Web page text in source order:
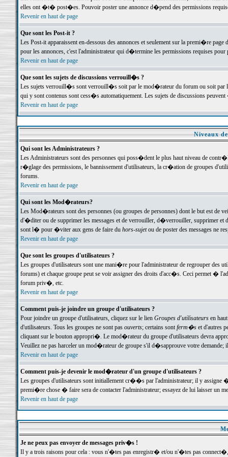
elles ont �t� post�es. Pouvoir poster une annonce d�pend des permissions
Revenir en haut de page
Que sont les Post-it ?
Les Post-it apparaissent en-dessous des annonces et seulement sur la premi�re
pour les annonces, c'est l'administrateur qui d�termine les permissions requises pour
Revenir en haut de page
Que sont les sujets de discussions verrouill�s ?
Les sujets verrouill�s sont verrouill�s soit par le mod�rateur du forum ou soit par
qui y sont contenus sont cess�s automatiquement. Les sujets de discussions
Revenir en haut de page
Niveaux
Qui sont les Administrateurs ?
Les Administrateurs sont des personnes qui poss�dent le plus haut niveau de
r�glage des permissions, le bannissement d'utilisateurs, la cr�ation de groupes
forums.
Revenir en haut de page
Qui sont les Mod�rateurs?
Les Mod�rateurs sont des personnes (ou groupes de personnes) dont le but est de
d'�diter ou de supprimer les messages et de verrouiller, d�verrouiller, supprimer
sont l� pour �viter aux gens de faire du hors-sujetou de poster des messages ne
Revenir en haut de page
Que sont les groupes d'utilisateurs ?
Les groupes d'utilisateurs sont une mani�re pour l'administrateur de regrouper des
forums) et chaque groupe peut se voir assigner des droits d'acc�s. Ceci permet
forum priv�, etc.
Revenir en haut de page
Comment puis-je joindre un groupe d'utilisateurs ?
Pour joindre un groupe d'utilisateurs, cliquez sur le lien Groupes d'utilisateursen haut
d'utilisateurs. Tous les groupes ne sont pas ouverts; certains sontferm�set d'autres
cliquant sur le bouton appropri�. Le mod�rateur du groupe d'utilisateurs devra
Veuillez ne pas harceler un mod�rateur de groupe s'il d�sapprouve votre demande;
Revenir en haut de page
Comment puis-je devenir le mod�rateur d'un groupe d'utilisateurs ?
Les groupes d'utilisateurs sont initiallement cr��s par l'administrateur; il y
premi�re chose � faire sera de contacter l'administrateur; essayez de lui laisser un
Revenir en haut de page
Je ne peux pas envoyer de messages priv�s !
Il y a trois raisons pour cela : vous n'�tes pas enregistr� et/ou n'�tes pas